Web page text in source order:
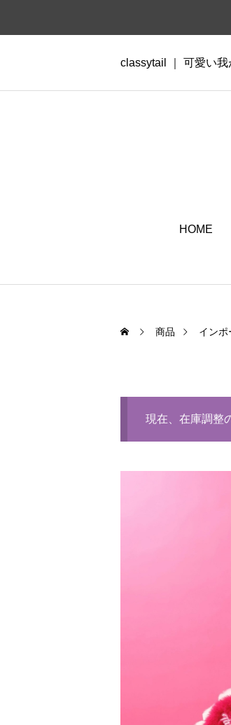
classytail ｜ 可愛い我
HOME
商品 インポ
現在、在庫調整